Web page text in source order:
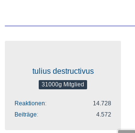
tulius destructivus
31000g Mitglied
Reaktionen
14.728
Beiträge
4.572